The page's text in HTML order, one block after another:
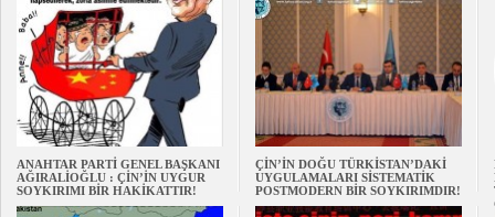
ANAHTAR PARTİ GENEL BAŞKANI
AĞIRALİOĞLU : ÇİN’İN UYGUR
SOYKIRIMI BİR HAKİKATTIR!
ÇİN’İN DOĞU TÜRKİSTAN’DAKİ
UYGULAMALARI SİSTEMATİK
POSTMODERN BİR SOYKIRIMDIR!